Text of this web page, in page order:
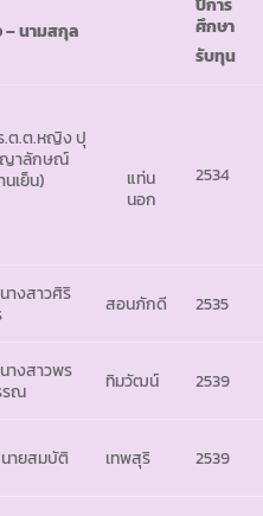
– นามสกุล
ศึกษา
รับทุน
.ต.ต.หญิง ปุ
าลักษณ์
เย็น)
แท่น
นอก
2534
างสาวศิริ
สอนภักดี 2535
างสาวพร
ณ
ทิมวัฒน์ 2539
ายสมบัติ เทพสุริ 2539